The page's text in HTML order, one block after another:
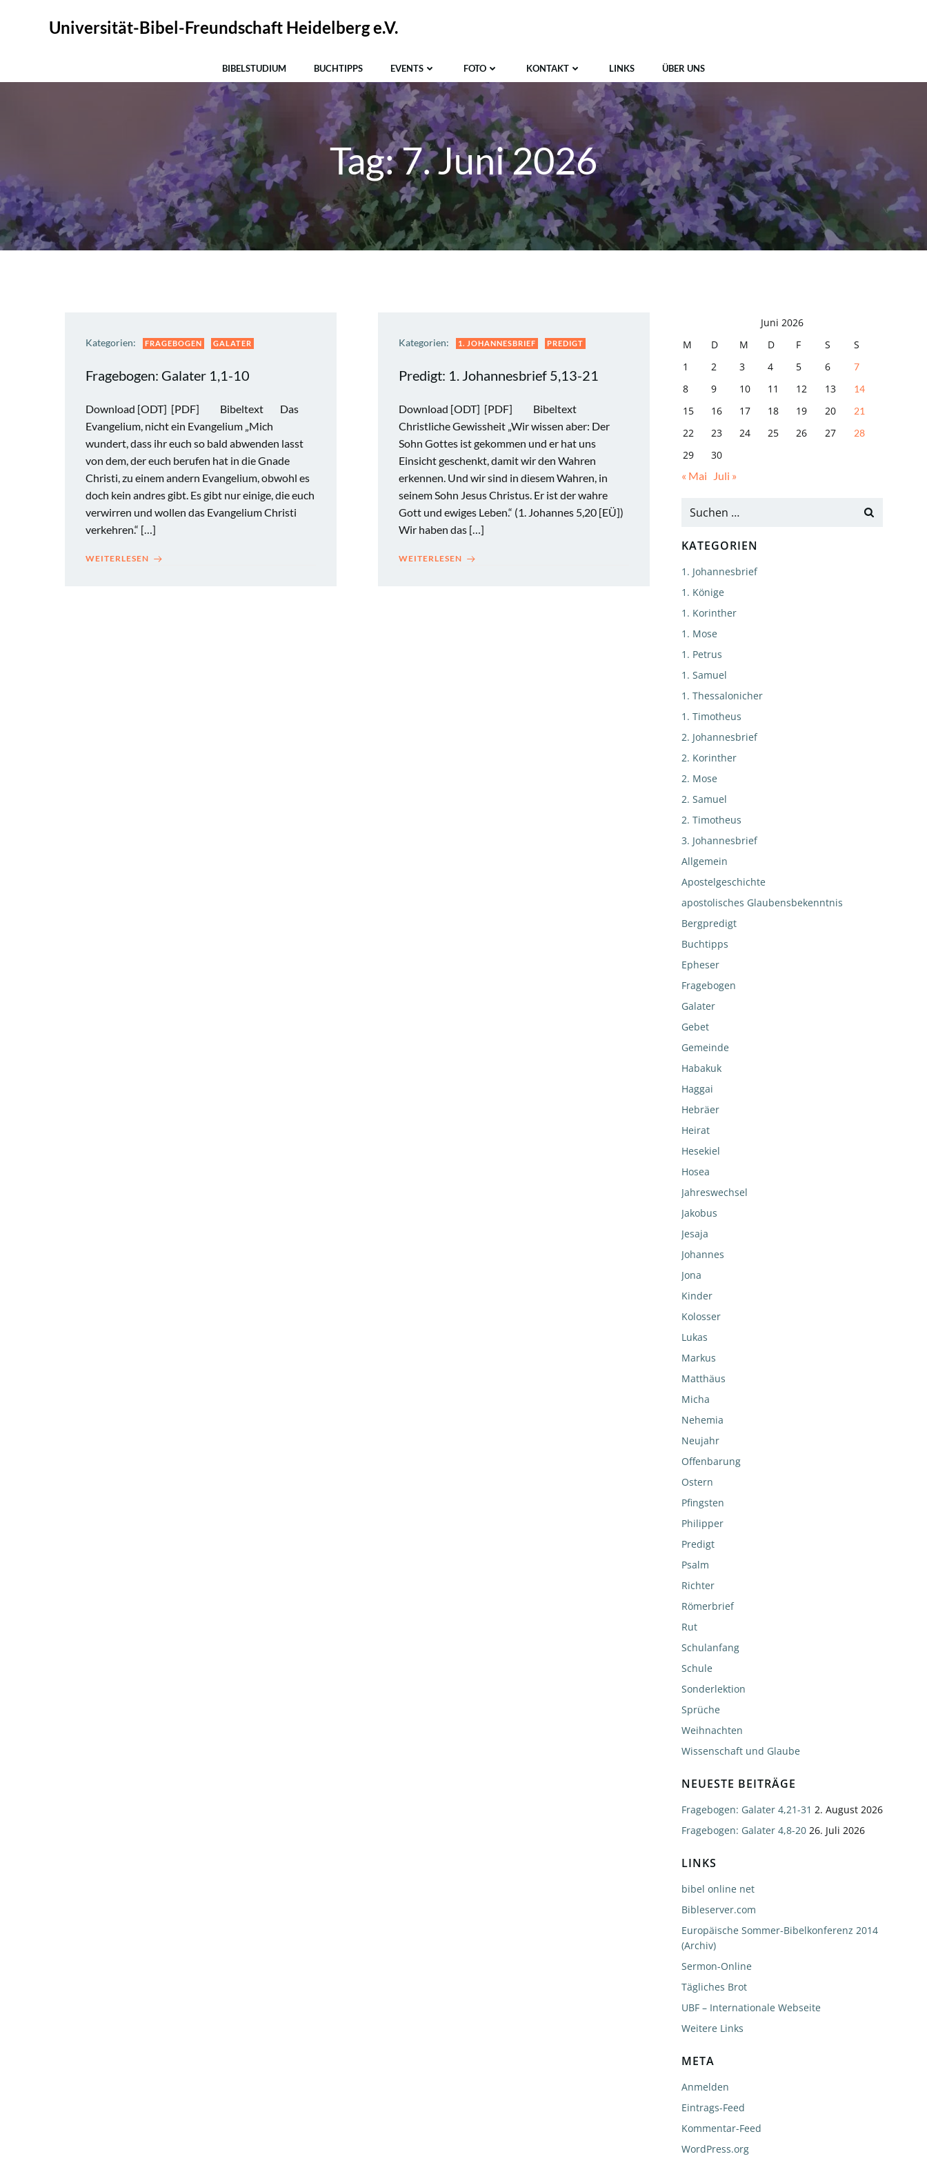
Universität-Bibel-Freundschaft Heidelberg e.V.
BIBELSTUDIUM BUCHTIPPS EVENTS FOTO KONTAKT LINKS ÜBER UNS
Tag:7. Juni 2026
Kategorien: FRAGEBOGEN GALATER
Fragebogen: Galater 1,1-10
Download [ODT] [PDF] Bibeltext Das
Evangelium, nicht ein Evangelium „Mich
wundert, dass ihr euch so bald abwenden lasst
von dem, der euch berufen hat in die Gnade
Christi, zu einem andern Evangelium, obwohl es
doch kein andres gibt. Es gibt nur einige, die euch
verwirren und wollen das Evangelium Christi
verkehren.“ […]
WEITERLESEN
Kategorien: 1. JOHANNESBRIEF PREDIGT
Predigt: 1. Johannesbrief 5,13-21
Download [ODT] [PDF] Bibeltext
Christliche Gewissheit „Wir wissen aber: Der
Sohn Gottes ist gekommen und er hat uns
Einsicht geschenkt, damit wir den Wahren
erkennen. Und wir sind in diesem Wahren, in
seinem Sohn Jesus Christus. Er ist der wahre
Gott und ewiges Leben.“ (1. Johannes 5,20 [EÜ])
Wir haben das […]
WEITERLESEN
Juni 2026
M
D M D F S
S
1
2 3 4 5 6 7
8 9 10 11 12 13 14
15 16 17 18 19 20 21
22 23 24 25 26 27 28
29
30
« Mai
Juli »
KATEGORIEN
1. Johannesbrief
1. Könige
1. Korinther
1. Mose
1. Petrus
1. Samuel
1. Thessalonicher
1. Timotheus
2. Johannesbrief
2. Korinther
2. Mose
2. Samuel
2. Timotheus
3. Johannesbrief
Allgemein
Apostelgeschichte
apostolisches Glaubensbekenntnis
Bergpredigt
Buchtipps
Epheser
Fragebogen
Galater
Gebet
Gemeinde
Habakuk
Haggai
Hebräer
Heirat
Hesekiel
Hosea
Jahreswechsel
Jakobus
Jesaja
Johannes
Jona
Kinder
Kolosser
Lukas
Markus
Matthäus
Micha
Nehemia
Neujahr
Offenbarung
Ostern
Pfingsten
Philipper
Predigt
Psalm
Richter
Römerbrief
Rut
Schulanfang
Schule
Sonderlektion
Sprüche
Weihnachten
Wissenschaft und Glaube
NEUESTE BEITRÄGE
Fragebogen: Galater 4,21-31 2. August 2026
Fragebogen: Galater 4,8-20 26. Juli 2026
LINKS
bibel online net
Bibleserver.com
Europäische Sommer-Bibelkonferenz 2014
(Archiv)
Sermon-Online
Tägliches Brot
UBF – Internationale Webseite
Weitere Links
META
Anmelden
Eintrags-Feed
Kommentar-Feed
WordPress.org